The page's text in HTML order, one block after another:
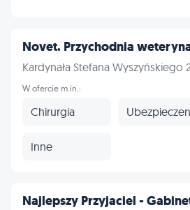
Novet. Przychodnia
Kardynała Stefana Wyszyńskiego
W ofercie m.in.:
Chirurgia
Inne
Najlepszy Przyjaciel -